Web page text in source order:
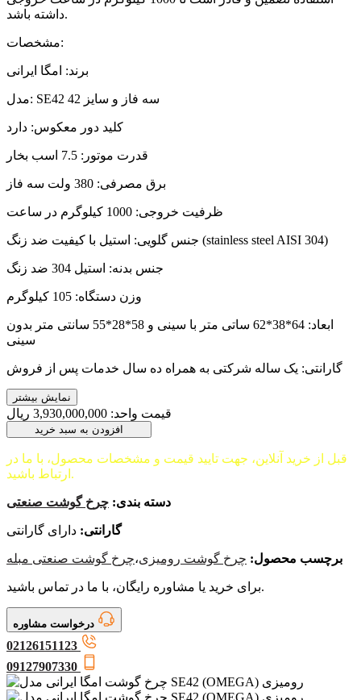
داشته باشد.
مشخصات:
برند: امگا ایرانی
مدل: SE42 سه فاز و سایز 42
کلید دور معکوس: دارد
قدرت موتور: 7.5 اسب بخار
برق مصرفی: 380 ولت سه فاز
ظرفیت خروجی: 1000 کیلوگرم در ساعت
جنس گلویی: استیل با کیفیت ضد زنگ (stainless steel AISI 304)
جنس بدنه: استیل 304 ضد زنگ
وزن دستگاه: 105 کیلوگرم
ابعاد: 64*38*62 ساتی متر با سینی و 58*28*55 سانتی متر بدون
سینی
گارانتی: یک ساله شرکتی به همراه ده سال خدمات پس از فروش
نمایش بیشتر
قیمت واحد: 3,930,000,000 ريال
افزودن به سبد خرید
قبل از خرید آنلاین، جهت تایید قیمت و مشخصات محصول، با ما در
ارتباط باشید.
دسته بندی: چرخ گوشت صنعتی
گارانتی: دارای گارانتی
برچسب محصول: چرخ گوشت رومیزی،چرخ گوشت صنعتی مبله
برای خرید یا مشاوره رایگان، با ما در تماس باشید.
درخواست مشاوره
02126151123
09127907330